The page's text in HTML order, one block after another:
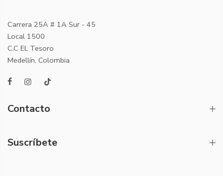
Carrera 25A # 1A Sur - 45
Local 1500
C.C EL Tesoro
Medellín, Colombia
Contacto
Suscríbete